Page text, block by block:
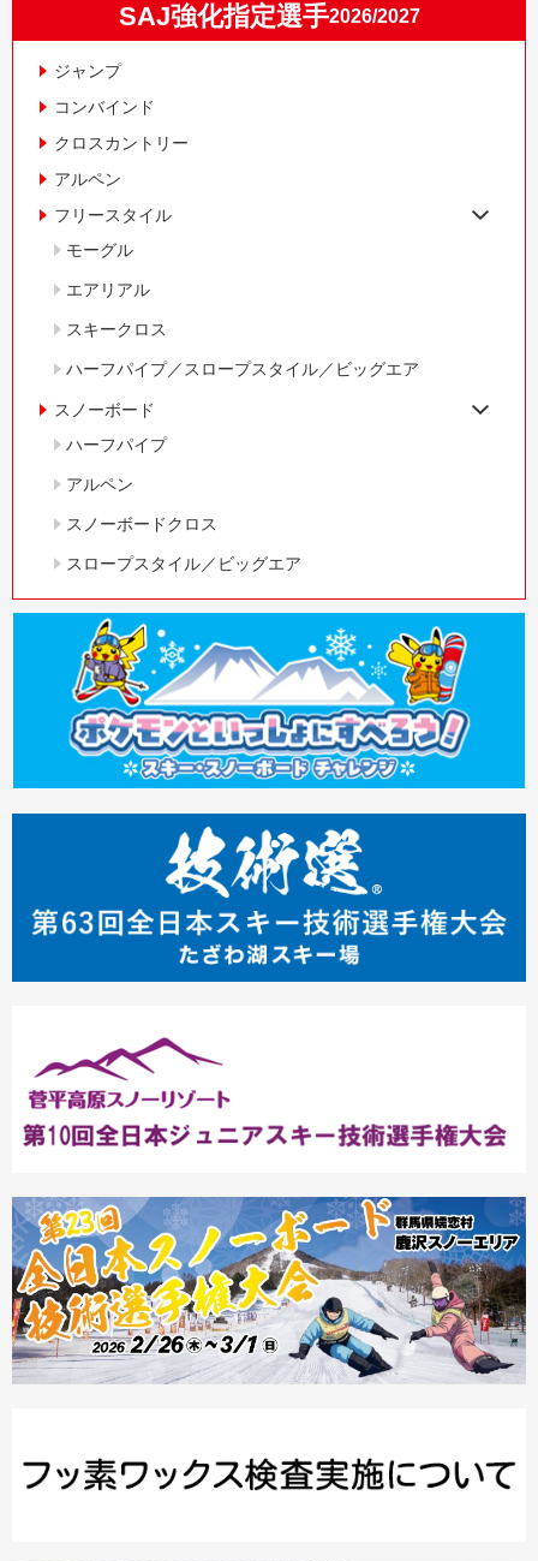
SAJ強化指定選手2026/2027
ジャンプ
コンバインド
クロスカントリー
アルペン
フリースタイル
モーグル
エアリアル
スキークロス
ハーフパイプ／スロープスタイル／ビッグエア
スノーボード
ハーフパイプ
アルペン
スノーボードクロス
スロープスタイル／ビッグエア